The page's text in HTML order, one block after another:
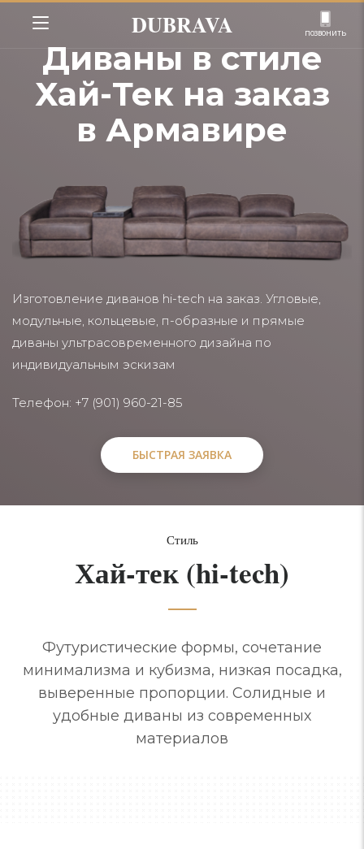
DUBRAVA позвонить
Диваны в стиле
Хай-Тек на заказ
в Армавире
Изготовление диванов hi-tech на заказ. Угловые,
модульные, кольцевые, п-образные и прямые
диваны ультрасовременного дизайна по
индивидуальным эскизам
Телефон: +7 (901) 960-21-85
БЫСТРАЯ ЗАЯВКА
БЫСТРАЯ ЗАЯВКА
Стиль
Хай-тек (hi-tech)
Футуристические формы, сочетание
минимализма и кубизма, низкая посадка,
выверенные пропорции. Солидные и
удобные диваны из современных
материалов